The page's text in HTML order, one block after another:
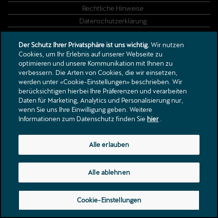
GNG AG
Langfeldstrasse 10
9200 Gossau SG
gng@gng.ch
Tel.:
+41 71 388 57 57
Rechtliche Hinweise
Datenschutzerklärung
Partner Datenschutzerklärung
Der Schutz Ihrer Privatsphäre ist uns wichtig. Wir nutzen
Cookies, um Ihr Erlebnis auf unserer Webseite zu
optimieren und unsere Kommunikation mit Ihnen zu
verbessern. Die Arten von Cookies, die wir einsetzen,
werden unter «Cookie-Einstellungen» beschrieben. Wir
berücksichtigen hierbei Ihre Präferenzen und verarbeiten
Daten für Marketing, Analytics und Personalisierung nur,
wenn Sie uns Ihre Einwilligung geben. Weitere
Informationen zum Datenschutz finden Sie hier.
Cookie-Einstellungen
Alle ablehnen
Alle erlauben